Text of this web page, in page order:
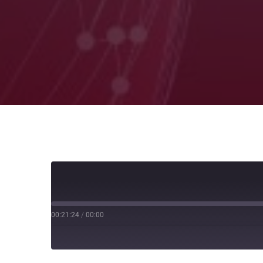
00:00
/
00:21:24